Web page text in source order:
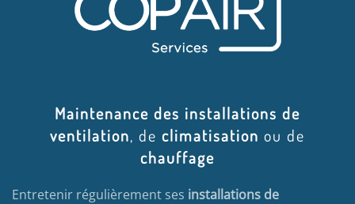
Maintenance des installations de
ventilation, de climatisation ou de
chauffage
Entretenir régulièrement ses installations de